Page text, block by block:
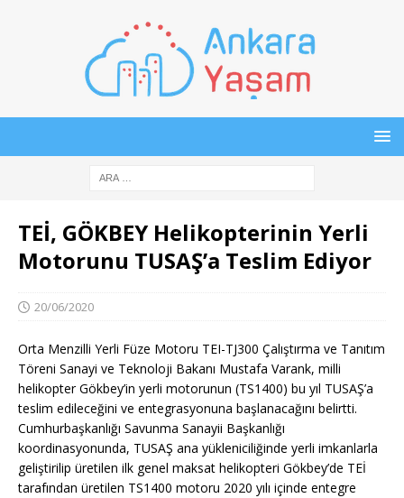
TEİ, GÖKBEY Helikopterinin Yerli
Motorunu TUSAŞ’a Teslim Ediyor
20/06/2020
Orta Menzilli Yerli Füze Motoru TEI-TJ300 Çalıştırma ve Tanıtım
Töreni Sanayi ve Teknoloji Bakanı Mustafa Varank, milli
helikopter Gökbey’in yerli motorunun (TS1400) bu yıl TUSAŞ’a
teslim edileceğini ve entegrasyonuna başlanacağını belirtti.
Cumhurbaşkanlığı Savunma Sanayii Başkanlığı
koordinasyonunda, TUSAŞ ana yükleniciliğinde yerli imkanlarla
geliştirilip üretilen ilk genel maksat helikopteri Gökbey’de TEİ
tarafından üretilen TS1400 motoru 2020 yılı içinde entegre